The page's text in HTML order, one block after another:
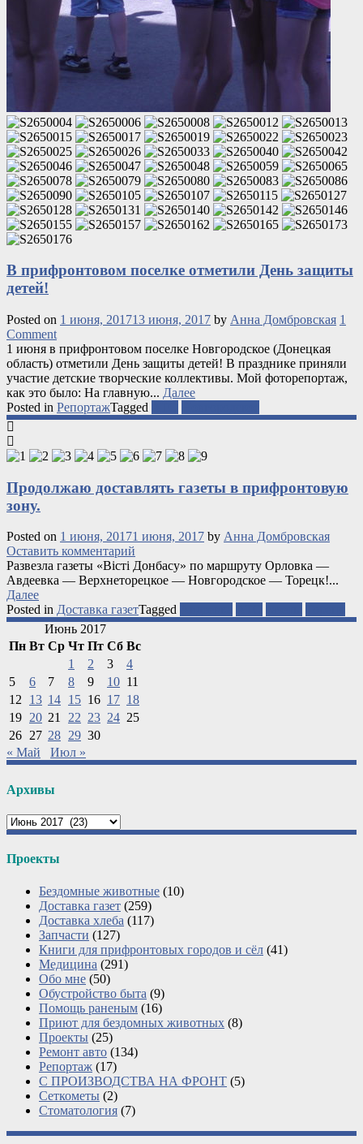
В прифронтовом поселке отметили День защиты
детей!
Posted on 1 июня, 201713 июня, 2017 by Анна Домбровская 1
Comment
1 июня в прифронтовом поселке Новгородское (Донецкая
область) отметили День защиты детей! В празднике приняли
участие детские творческие коллективы. Мой фоторепортаж,
как это было: На главную... Далее
Posted in РепортажTagged
Продолжаю доставлять газеты в прифронтовую
зону.
Posted on 1 июня, 20171 июня, 2017 by Анна Домбровская
Оставить комментарий
Развезла газеты «Вісті Донбасу» по маршруту Орловка —
Авдеевка — Верхнеторецкое — Новгородское — Торецк!...
Далее
Posted in Доставка газетTagged
Июнь 2017
Пн Вт Ср Чт Пт Сб Вс
1
2 3
4
5
6 7 8 9 10 11
12 13 14 15 16 17 18
19 20 21 22 23 24 25
26 27 28 29 30
« Май
Июл »
Архивы
Архивы
Проекты
Бездомные животные (10)
Доставка газет (259)
Доставка хлеба (117)
Запчасти (127)
Книги для прифронтовых городов и сёл (41)
Медицина (291)
Обо мне (50)
Обустройство быта (9)
Помощь раненым (16)
Приют для бездомных животных (8)
Проекты (25)
Ремонт авто (134)
Репортаж (17)
С ПРОИЗВОДСТВА НА ФРОНТ (5)
Сеткометы (2)
Стоматология (7)